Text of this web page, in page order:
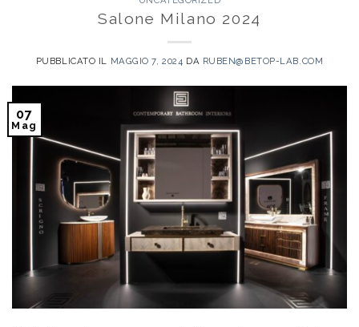
Salone Milano 2024
PUBBLICATO IL MAGGIO 7, 2024 DA RUBEN@BETOP-LAB.COM
07
Mag